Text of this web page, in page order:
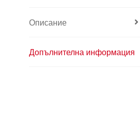
Описание
Допълнителна информация